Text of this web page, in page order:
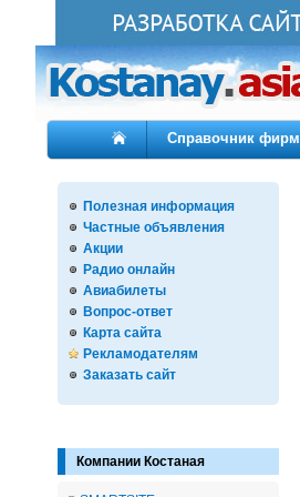
Справочник фирм
Полезная информация
Частные объявления
Акции
Радио онлайн
Авиабилеты
Вопрос-ответ
Карта сайта
Рекламодателям
Заказать сайт
Компании Костаная